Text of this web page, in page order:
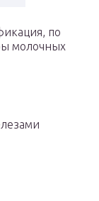
по
молочных